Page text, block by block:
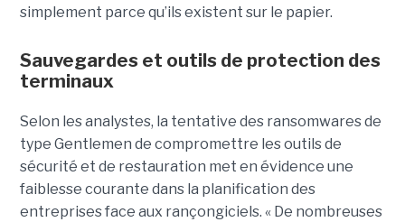
simplement parce qu’ils existent sur le papier.
Sauvegardes et outils de protection des
terminaux
Selon les analystes, la tentative des ransomwares de
type Gentlemen de compromettre les outils de
sécurité et de restauration met en évidence une
faiblesse courante dans la planification des
entreprises face aux rançongiciels. « De nombreuses